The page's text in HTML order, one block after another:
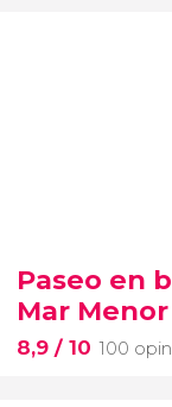
Paseo en
Mar Menor
8,9 / 10 100